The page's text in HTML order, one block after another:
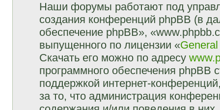
Наши форумы работают под
создания конференций phpBB (в
обеспечение phpBB»,
выпущенного по лицензии «
Скачать его можно по адресу
программного обеспечения phpBB
поддержкой интернет-
за то, что администрация